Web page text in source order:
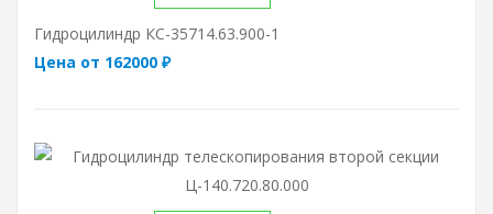
Гидроцилиндр КС-35714.63.900-1
Цена от 162000 ₽